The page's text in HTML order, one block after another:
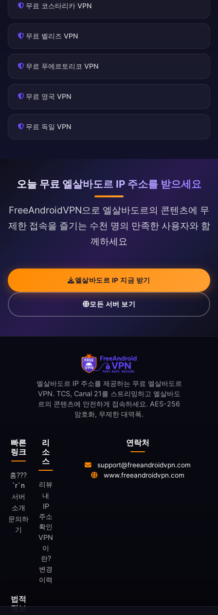
무료 코스타리카 VPN
무료 벨리즈 VPN
무료 푸에르토리코 VPN
무료 영국 VPN
무료 독일 VPN
오늘 무료 엘살바도르 IP 주소를 받으세요
FreeAndroidVPN으로 엘살바도르의 콘텐츠에 무
제한 접속을 즐기는 수천 명의 만족한 사용자와 함
께하세요
엘살바도르 IP 지금 받기
모든 서버 보기
빠른
링크
홈???
`r`n
서버
소개
문의하
기
리
소
스
리뷰
내
IP
주소
확인
VPN
이
란?
변경
이력
법적
정보
엘살바도르 IP 주소를 제공하는 무료 엘살바도르
VPN. TCS, Canal 21를 스트리밍하고 엘살바도
르의 콘텐츠에 안전하게 접속하세요. AES-256
암호화, 무제한 대역폭.
연락처
support@freeandroidvpn.com
www.freeandroidvpn.com